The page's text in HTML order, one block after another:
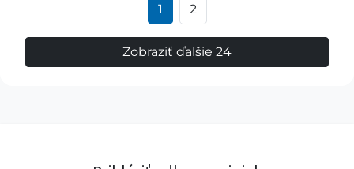
1 2
Zobraziť ďalšie 24